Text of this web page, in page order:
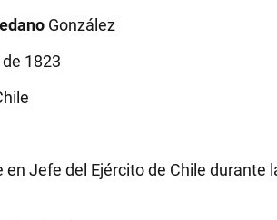
González
1823
en Jefe del Ejército de Chile durante